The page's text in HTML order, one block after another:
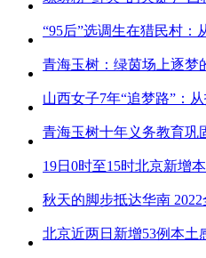
“95后”选调生在猎民村：
青海玉树：绿茵场上逐梦
山西女子7年“追梦路”：
青海玉树十年义务教育巩
北京近两日新增53例本土